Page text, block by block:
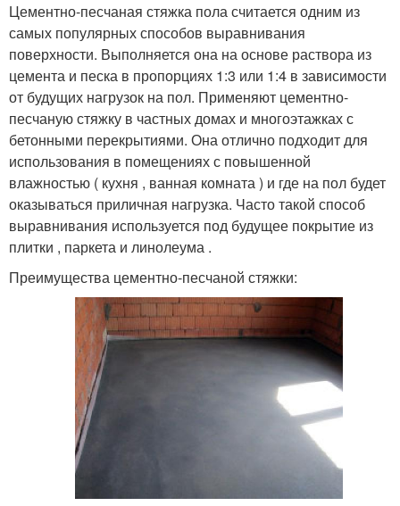
Цементно-песчаная стяжка пола считается одним из
самых популярных способов выравнивания
поверхности. Выполняется она на основе раствора из
цемента и песка в пропорциях 1:3 или 1:4 в зависимости
от будущих нагрузок на пол. Применяют цементно-
песчаную стяжку в частных домах и многоэтажках с
бетонными перекрытиями. Она отлично подходит для
использования в помещениях с повышенной
влажностью ( кухня , ванная комната ) и где на пол будет
оказываться приличная нагрузка. Часто такой способ
выравнивания используется под будущее покрытие из
плитки , паркета и линолеума .
Преимущества цементно-песчаной стяжки: